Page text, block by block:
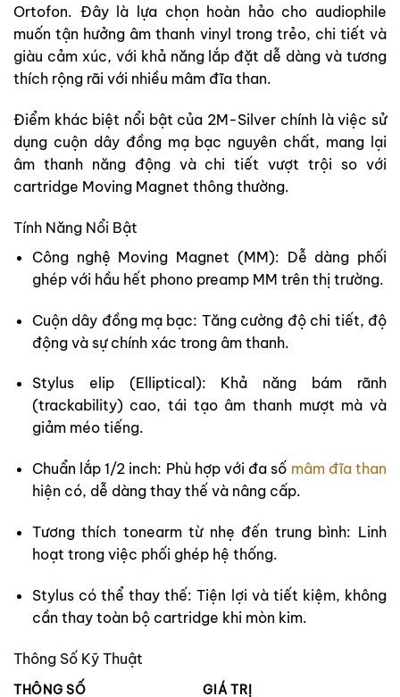
Ortofon. Đây là lựa chọn hoàn hảo cho audiophile
muốn tận hưởng âm thanh vinyl trong trẻo, chi tiết và
giàu cảm xúc, với khả năng lắp đặt dễ dàng và tương
thích rộng rãi với nhiều mâm đĩa than.
Điểm khác biệt nổi bật của 2M-Silver chính là việc sử
dụng cuộn dây đồng mạ bạc nguyên chất, mang lại
âm thanh năng động và chi tiết vượt trội so với
cartridge Moving Magnet thông thường.
Tính Năng Nổi Bật
Công nghệ Moving Magnet (MM): Dễ dàng phối
ghép với hầu hết phono preamp MM trên thị trường.
Cuộn dây đồng mạ bạc: Tăng cường độ chi tiết, độ
động và sự chính xác trong âm thanh.
Stylus elip (Elliptical): Khả năng bám rãnh
(trackability) cao, tái tạo âm thanh mượt mà và
giảm méo tiếng.
Chuẩn lắp 1/2 inch: Phù hợp với đa số mâm đĩa than
hiện có, dễ dàng thay thế và nâng cấp.
Tương thích tonearm từ nhẹ đến trung bình: Linh
hoạt trong việc phối ghép hệ thống.
Stylus có thể thay thế: Tiện lợi và tiết kiệm, không
cần thay toàn bộ cartridge khi mòn kim.
Thông Số Kỹ Thuật
THÔNG SỐ GIÁ TRỊ